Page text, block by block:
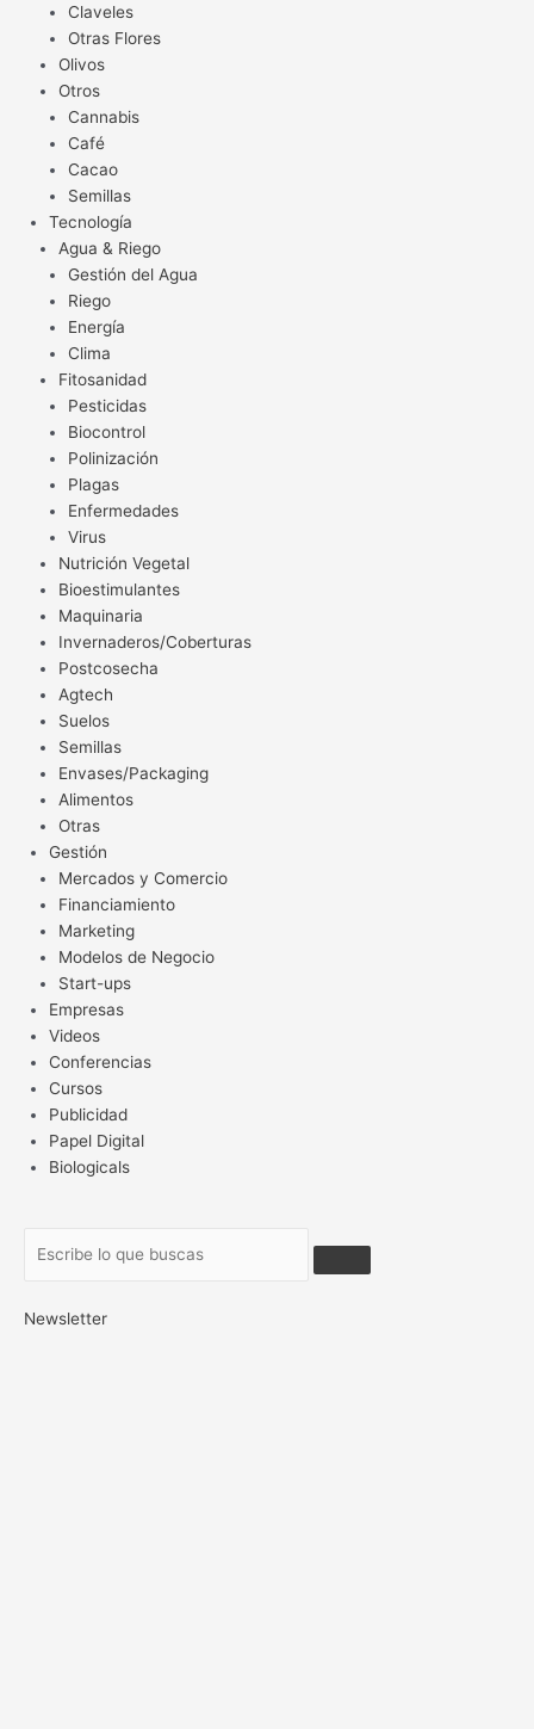
Claveles
Otras Flores
Olivos
Otros
Cannabis
Café
Cacao
Semillas
Tecnología
Agua & Riego
Gestión del Agua
Riego
Energía
Clima
Fitosanidad
Pesticidas
Biocontrol
Polinización
Plagas
Enfermedades
Virus
Nutrición Vegetal
Bioestimulantes
Maquinaria
Invernaderos/Coberturas
Postcosecha
Agtech
Suelos
Semillas
Envases/Packaging
Alimentos
Otras
Gestión
Mercados y Comercio
Financiamiento
Marketing
Modelos de Negocio
Start-ups
Empresas
Videos
Conferencias
Cursos
Publicidad
Papel Digital
Biologicals
Newsletter